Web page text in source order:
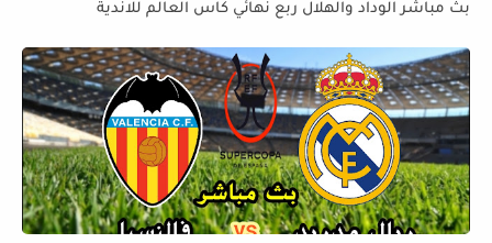
بث مباشر الوداد والهلال ربع نهائي كاس العالم للاندية